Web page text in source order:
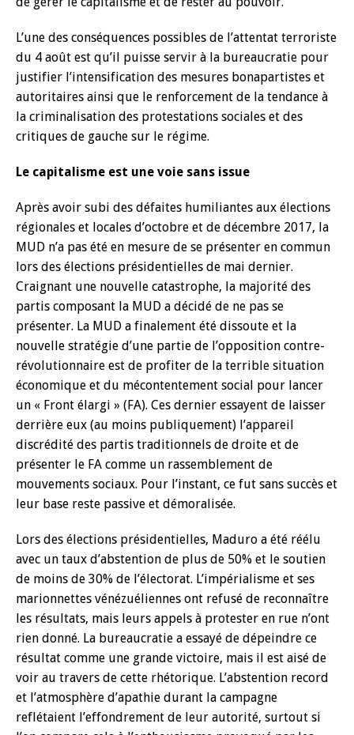
L’une des conséquences possibles de l’attentat terroriste
du 4 août est qu’il puisse servir à la bureaucratie pour
justifier l’intensification des mesures bonapartistes et
autoritaires ainsi que le renforcement de la tendance à
la criminalisation des protestations sociales et des
critiques de gauche sur le régime.
Le capitalisme est une voie sans issue
Après avoir subi des défaites humiliantes aux élections
régionales et locales d’octobre et de décembre 2017, la
MUD n’a pas été en mesure de se présenter en commun
lors des élections présidentielles de mai dernier.
Craignant une nouvelle catastrophe, la majorité des
partis composant la MUD a décidé de ne pas se
présenter. La MUD a finalement été dissoute et la
nouvelle stratégie d’une partie de l’opposition contre-
révolutionnaire est de profiter de la terrible situation
économique et du mécontentement social pour lancer
un « Front élargi » (FA). Ces dernier essayent de laisser
derrière eux (au moins publiquement) l’appareil
discrédité des partis traditionnels de droite et de
présenter le FA comme un rassemblement de
mouvements sociaux. Pour l’instant, ce fut sans succès et
leur base reste passive et démoralisée.
Lors des élections présidentielles, Maduro a été réélu
avec un taux d’abstention de plus de 50% et le soutien
de moins de 30% de l’électorat. L’impérialisme et ses
marionnettes vénézuéliennes ont refusé de reconnaître
les résultats, mais leurs appels à protester en rue n’ont
rien donné. La bureaucratie a essayé de dépeindre ce
résultat comme une grande victoire, mais il est aisé de
voir au travers de cette rhétorique. L’abstention record
et l’atmosphère d’apathie durant la campagne
reflétaient l’effondrement de leur autorité, surtout si